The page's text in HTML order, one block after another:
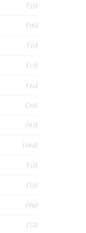
(33)
(76)
(71)
(57)
(45)
(70)
(67)
(102)
(53)
(73)
(69)
(77)